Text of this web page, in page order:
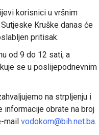
korisnici u vršnim
Kruške danas će
pritisak.
od 9 do 12 sati, a
se u poslijepodnevnim
na strpljenju i
informacije obrate na broj
mail vodokom@bih.net.ba.